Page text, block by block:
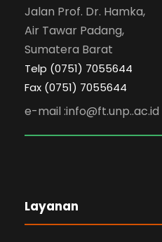
Jalan Prof. Dr. Hamka,
Air Tawar Padang,
Sumatera Barat
Telp (0751) 7055644
Fax (0751) 7055644
e-mail :info@ft.unp..ac.id
Layanan